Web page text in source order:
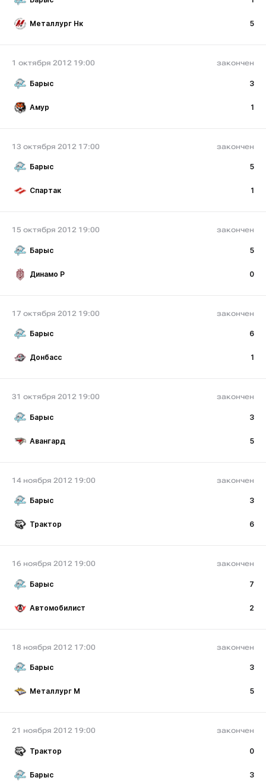
Металлург Нк 5
1 октября 2012 19:00 закончен
Барыс 3
Амур 1
13 октября 2012 17:00 закончен
Барыс 5
Спартак 1
15 октября 2012 19:00 закончен
Барыс 5
Динамо Р 0
17 октября 2012 19:00 закончен
Барыс 6
Донбасс 1
31 октября 2012 19:00 закончен
Барыс 3
Авангард 5
14 ноября 2012 19:00 закончен
Барыс 3
Трактор 6
16 ноября 2012 19:00 закончен
Барыс 7
Автомобилист 2
18 ноября 2012 17:00 закончен
Барыс 3
Металлург М 5
21 ноября 2012 19:00 закончен
Трактор 0
Барыс 3